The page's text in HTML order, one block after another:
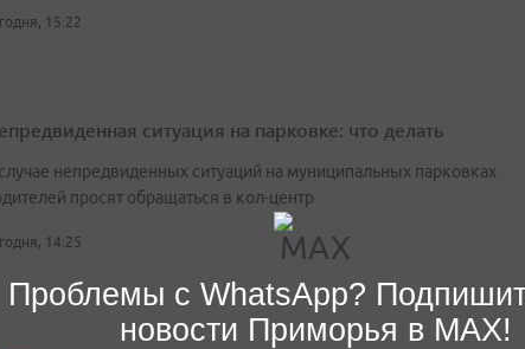
15:22
ситуация на парковке: что делать
непредвиденных ситуаций на муниципальных парковках
просят обращаться в кол-центр
14:25
Проблемы с WhatsApp?
новости Приморья в MAX!